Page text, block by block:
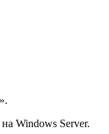
Windows Server.